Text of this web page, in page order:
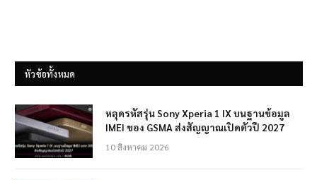
หัวข้อทั้งหมด
หลุดรหัสรุ่น Sony Xperia 1 IX บนฐานข้อมูล
IMEI ของ GSMA ส่งสัญญาณเปิดตัวปี 2027
10 สิงหาคม 2026